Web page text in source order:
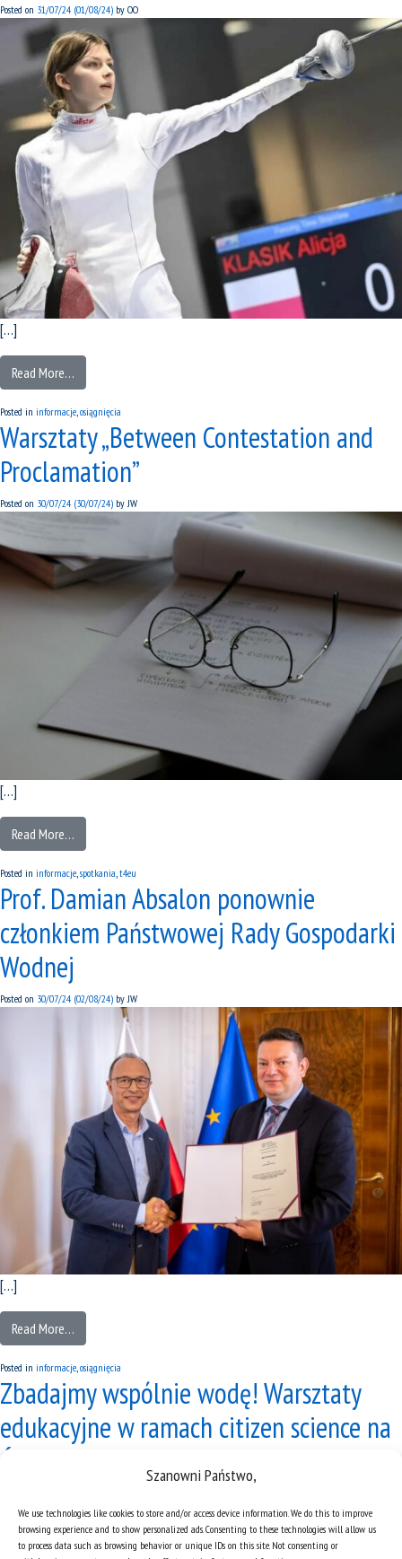
Szanowni Państwo,
We use technologies like cookies to store and/or access device information. We do this to improve
browsing experience and to show personalized ads. Consenting to these technologies will allow us
to process data such as browsing behavior or unique IDs on this site. Not consenting or
Posted on 31/07/24 (01/08/24) by OO
[…]
Read More…
Posted in informacje,osiągnięcia
Warsztaty „Between Contestation and
Proclamation”
Posted on 30/07/24 (30/07/24) byJW
[…]
Read More…
Posted in informacje spotkania t4eu
Prof. Damian Absalon ponownie
członkiem Państwowej Rady Gospodarki
Wodnej
Posted on 30/07/24 (02/08/24) by JW
[…]
Read More…
Posted in informacje,osiągnięcia
Zbadajmy wspólnie wodę! Warsztaty
edukacyjne w ramach citizen science na
Śląsku